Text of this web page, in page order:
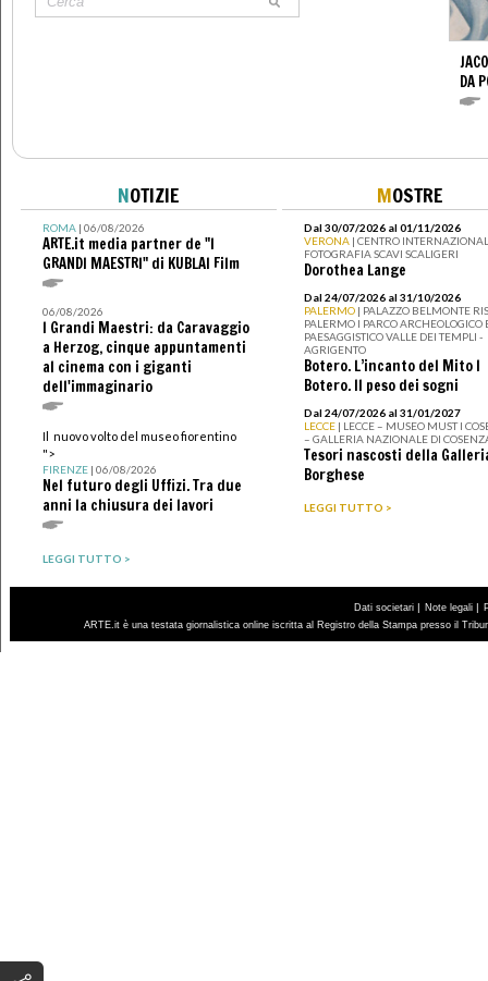
DA
NOTIZIE
ROMA| 06/08/2026
ARTE.it media partner de "I
GRANDI MAESTRI" di KUBLAI Film
06/08/2026
I Grandi Maestri: da Caravaggio
a Herzog, cinque appuntamenti
al cinema con i giganti
dell'immaginario
Il nuovo volto del museo fiorentino
">
FIRENZE| 06/08/2026
Nel futuro degli Uffizi. Tra due
anni la chiusura dei lavori
LEGGI TUTTO >
MOSTRE
Dal 30/07/2026 al 01/11/2026
VERONA | CENTRO
FOTOGRAFIA SCAVI SCALIGERI
Dorothea Lange
Dal 24/07/2026 al 31/10/2026
PALERMO | PALAZZO BELMONTE
PALERMO I PARCO ARCHEOLOGICO
PAESAGGISTICO VALLE DEI TEMPLI -
AGRIGENTO
Botero. L’incanto del Mito I
Botero. Il peso dei sogni
Dal 24/07/2026 al 31/01/2027
LECCE | LECCE – MUSEO MUST I
– GALLERIA NAZIONALE DI
Tesori nascosti della
Borghese
LEGGI TUTTO >
Dati societari | Note legali |
ARTE.it è una testata giornalistica online iscritta al Registro della Stampa presso il